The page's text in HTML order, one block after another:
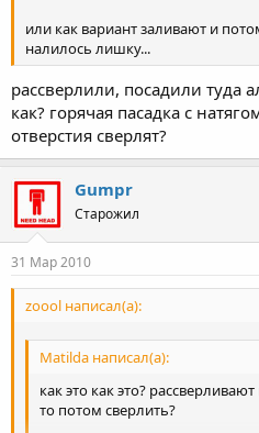
или как вариант заливают и
налилось лишку...
рассверлили, посадили туда
как? горячая пасадка с
отверстия сверлят?
Gumpr
Старожил
31 Мар 2010
zoool написал(а):
Matilda написал(а):
как это как это?
то потом сверлить?